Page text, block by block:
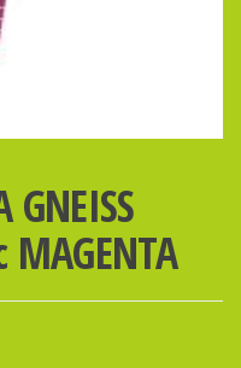
GNEISS
MAGENTA